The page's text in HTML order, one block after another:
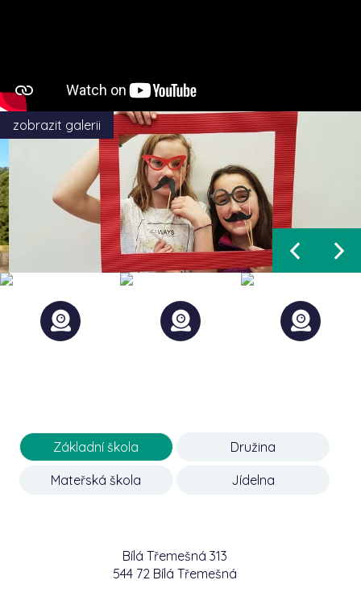
zobrazit galerii
Základní škola Družina
Mateřská škola Jídelna
Bílá Třemešná 313
544 72 Bílá Třemešná